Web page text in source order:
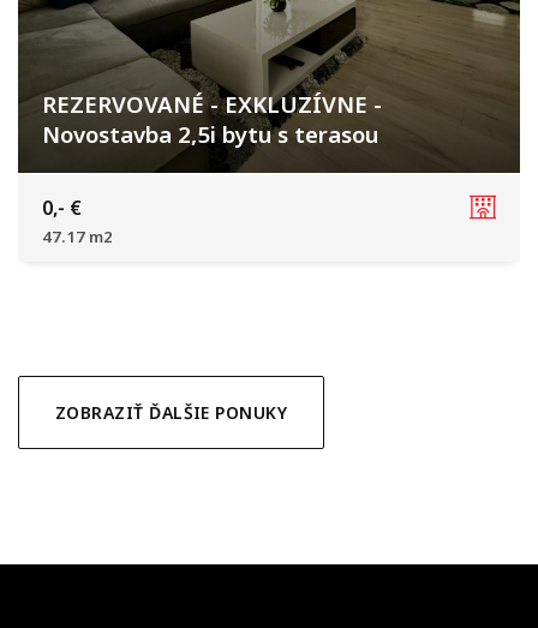
REZERVOVANÉ - EXKLUZÍVNE -
Novostavba 2,5i bytu s terasou
Na výslní, Biely Kostol
0,- €
47.17 m2
ZOBRAZIŤ ĎALŠIE PONUKY